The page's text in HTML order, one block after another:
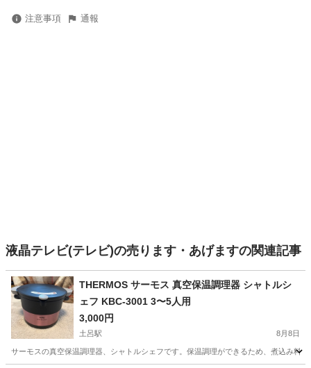
注意事項 通報
液晶テレビ(テレビ)の売ります・あげますの関連記事
THERMOS サーモス 真空保温調理器 シャトルシ
ェフ KBC-3001 3〜5人用
3,000円
土呂駅 8月8日
サーモスの真空保温調理器、シャトルシェフです。保温調理ができるため、煮込み料